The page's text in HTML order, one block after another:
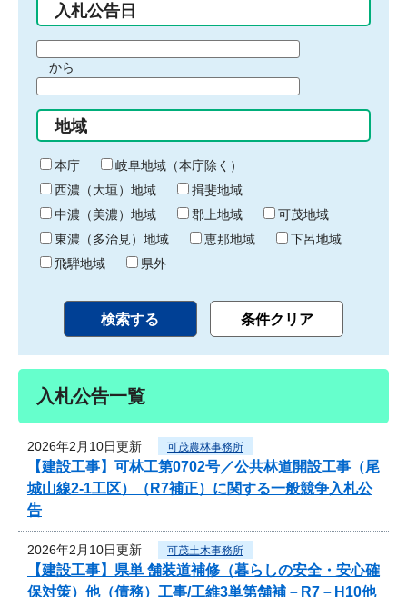
入札公告日
間
始
り
から
間
終
わ
り
地域
本庁
岐阜地域（本庁除く）
西濃（大垣）地域
揖斐地域
中濃（美濃）地域
郡上地域
可茂地域
東濃（多治見）地域
恵那地域
下呂地域
飛騨地域
県外
入札公告一覧
2026年2月10日更新 可茂農林事務所
【建設工事】可林工第0702号／公共林道開設工事（尾
城山線2-1工区）（R7補正）に関する一般競争入札公
告
2026年2月10日更新 可茂土木事務所
【建設工事】県単 舗装道補修（暮らしの安全・安心確
保対策）他（債務）工事/工維3単第舗補－R7－H10他